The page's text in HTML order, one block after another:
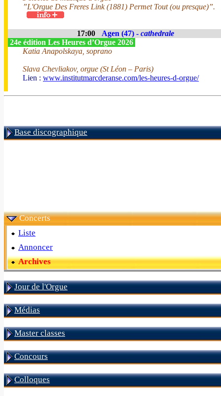
”L'Orgue Des Freres Link (1881) Permet Tout (ou presque)”.
17:00 Agen (47) - cathedrale
24e édition Les Heures d’Orgue 2026
Katia Anapolskaya, soprano
Slava Chevliakov, orgue (St Léon – Paris)
Lien : www.institutmarcderanse.com/les-heures-d-orgue/
Base discographique
Concerts
Liste
Annoncer
Archives
Jour de l'Orgue
Médias
Master classes
Concours
Colloques